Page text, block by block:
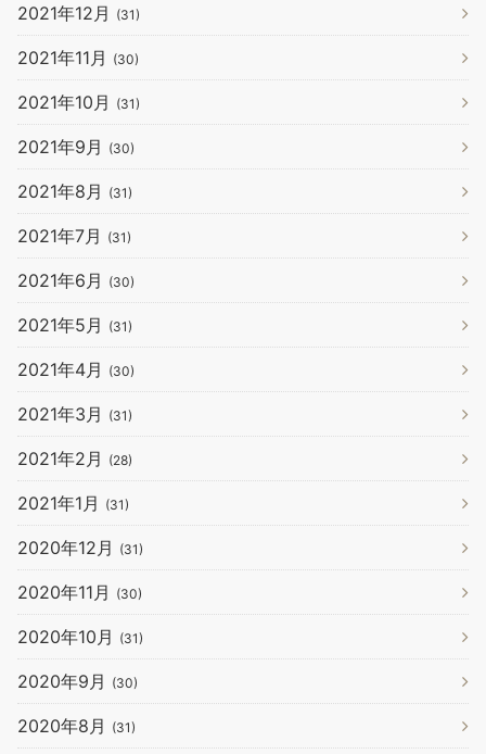
2021年12月 (31)
2021年11月 (30)
2021年10月 (31)
2021年9月 (30)
2021年8月 (31)
2021年7月 (31)
2021年6月 (30)
2021年5月 (31)
2021年4月 (30)
2021年3月 (31)
2021年2月 (28)
2021年1月 (31)
2020年12月 (31)
2020年11月 (30)
2020年10月 (31)
2020年9月 (30)
2020年8月 (31)